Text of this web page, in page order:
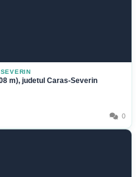
m), judetul Caras-Severin
0